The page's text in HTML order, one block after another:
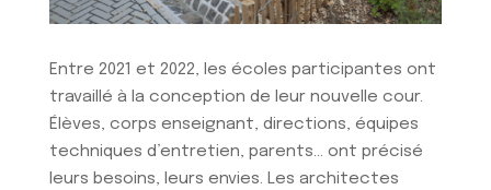
Entre 2021 et 2022, les écoles participantes ont
travaillé à la conception de leur nouvelle cour.
Élèves, corps enseignant, directions, équipes
techniques d’entretien, parents… ont précisé
leurs besoins, leurs envies. Les architectes